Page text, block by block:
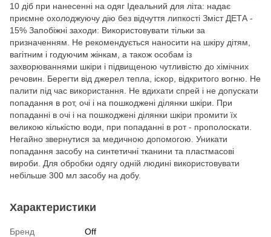
10 діб при нанесенні на одяг Ідеальний для літа: надає
приємне охолоджуючу дію без відчуття липкості Зміст ДЕТА -
15% Запобіжні заходи: Використовувати тільки за
призначенням. Не рекомендується наносити на шкіру дітям,
вагітним і годуючим жінкам, а також особам із
захворюваннями шкіри і підвищеною чутливістю до хімічних
речовин. Берегти від джерел тепла, іскор, відкритого вогню. Не
палити під час використання. Не вдихати спрей і не допускати
попадання в рот, очі і на пошкоджені ділянки шкіри. При
попаданні в очі і на пошкоджені ділянки шкіри промити їх
великою кількістю води, при попаданні в рот - прополоскати.
Негайно звернутися за медичною допомогою. Уникати
попадання засобу на синтетичні тканини та пластмасові
вироби. Для обробки одягу одній людині використовувати
небільше 300 мл засобу на добу.
Характеристики
Бренд Off